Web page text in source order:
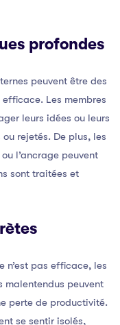
profondes
peuvent être des
Les membres
leurs idées ou leurs
rejetés. De plus, les
l’ancrage peuvent
sont traitées et
n’est pas efficace, les
malentendus peuvent
perte de productivité.
se sentir isolés,